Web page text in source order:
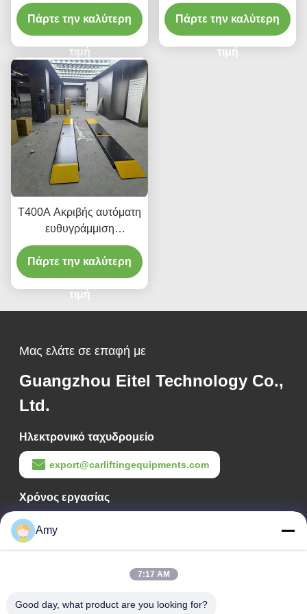
ευθυγράμμισης 4000kg
με ομαλή ανύψωση
Πάρτε την καλύτερη
τιμή
με πολύ χαμηλό προφίλ
για ευθυγράμμιση και
συντήρηση
Πάρτε την καλύτερη
τιμή
T400A Ακριβής αυτόματη
ευθυγράμμιση
ανελκυστήρα 380V/220V
με χαμηλό προφίλ
σχεδιασμό
Πάρτε την καλύτερη
τιμή
Μας ελάτε σε επαφή με
Guangzhou Eitel Technology Co.,
Ltd.
Ηλεκτρονικό ταχυδρομείο
export@carliftingequipments.com
Χρόνος εργασίας
09:00-18:00
Η διεύθυνσή μας
Amy
7:17 AM
Good day, what product are you looking for?